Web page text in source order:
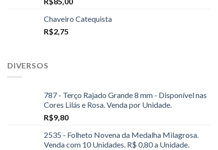
Chaveiro Catequista
R$2,75
DIVERSOS
787 - Terço Rajado Grande 8 mm - Disponível nas
Cores Lilás e Rosa. Venda por Unidade.
R$9,80
2535 - Folheto Novena da Medalha Milagrosa.
Venda com 10 Unidades. R$ 0,80 a Unidade.